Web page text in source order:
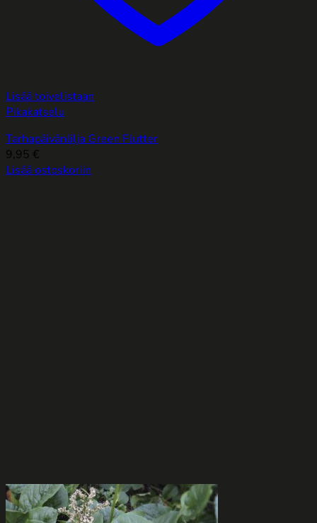
Lisää toivelistaan
Pikakatselu
Tarhapäivänlilja Green Flutter
9,95 €
Lisää ostoskoriin